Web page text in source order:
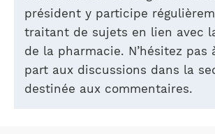
président y participe
traitant de sujets en lien avec
de la pharmacie. N’hésitez pas
part aux discussions dans la
destinée aux commentaires.